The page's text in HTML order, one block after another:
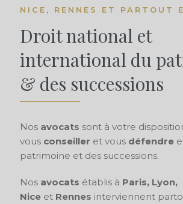
NICE, RENNES ET PARTOUT
Droit national et
international du
& des successions
Nos avocats sont à votre
vousconseiller et vousdéfendre
patrimoine et des successions.
Nos avocats établis à Paris, Lyon,
Niceet Rennes interviennent